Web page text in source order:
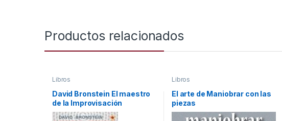
Productos relacionados
Libros
David Bronstein El maestro
de la Improvisación
Libros
El arte de Maniobrar con las
piezas